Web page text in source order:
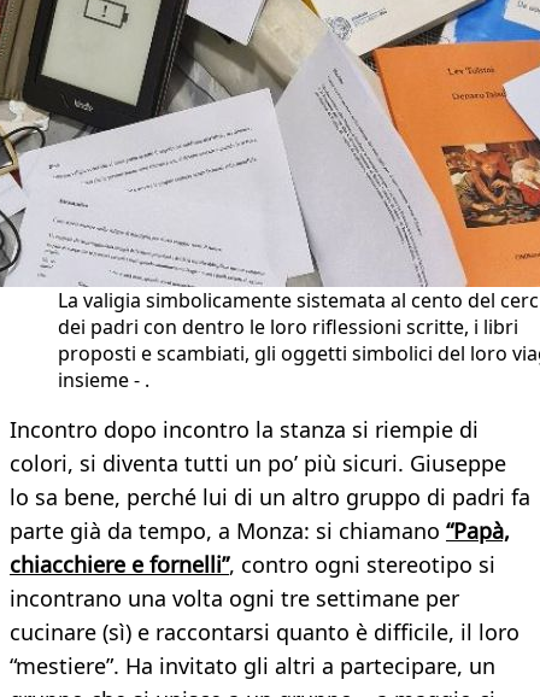
La valigia simbolicamente sistemata al cento del
dei padri con dentro le loro riflessioni scritte, i libri
proposti e scambiati, gli oggetti simbolici del loro
insieme - .
Incontro dopo incontro la stanza si riempie di
colori, si diventa tutti un po’ più sicuri. Giuseppe
lo sa bene, perché lui di un altro gruppo di padri fa
parte già da tempo, a Monza: si chiamano “Papà,
chiacchiere e fornelli”, contro ogni stereotipo si
incontrano una volta ogni tre settimane per
cucinare (sì) e raccontarsi quanto è difficile, il loro
“mestiere”. Ha invitato gli altri a partecipare, un